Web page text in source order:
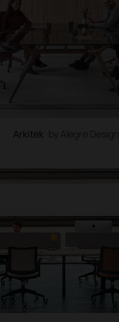
Arkitek by Alegre Design